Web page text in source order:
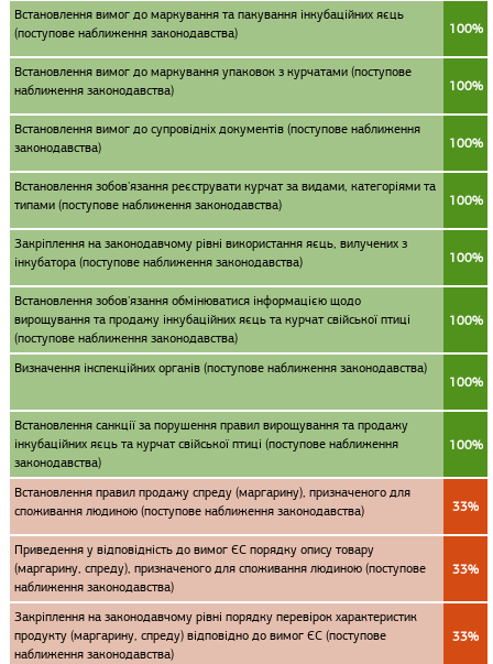
Встановлення вимог до маркування та пакування інкубаційних яєць
(поступове наближення законодавства)
100%
Встановлення вимог до маркування упаковок з курчатами (поступове
наближення законодавства)
100%
Встановлення вимог до супровідніх документів (поступове наближення
законодавства)
100%
Встановлення зобов'язання реєструвати курчат за видами, категоріями та
типами (поступове наближення законодавства)
100%
Закріплення на законодавчому рівні використання яєць, вилучених з
інкубатора (поступове наближення законодавства)
100%
Встановлення зобов'язання обмінюватися інформацією щодо
вирощування та продажу інкубаційних яєць та курчат свійської птиці
(поступове наближення законодавства)
100%
Визначення інспекційних органів (поступове наближення законодавства)
100%
Встановлення санкції за порушення правил вирощування та продажу
інкубаційних яєць та курчат свійської птиці (поступове наближення
законодавства)
100%
Встановлення правил продажу спреду (маргарину), призначеного для
споживання людиною (поступове наближення законодавства)
33%
Приведення у відповідність до вимог ЄС порядку опису товару
(маргарину, спреду), призначеного для споживання людиною (поступове
наближення законодавства)
33%
Закріплення на законодавчому рівні порядку перевірок характеристик
продукту (маргарину, спреду) відповідно до вимог ЄС (поступове
наближення законодавства)
33%